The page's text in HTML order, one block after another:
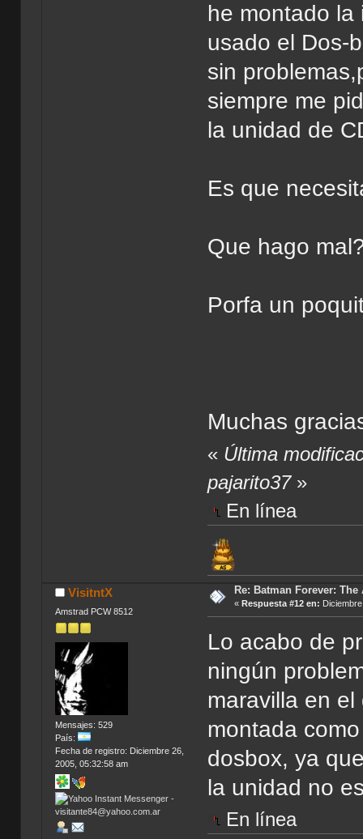
he montado
usado el Dos-
sin
siempre me
la unidad de
Es que
Que hago
Porfa un
Muchas
« Última
pajarito37»
En línea
VisitntX
Amstrad PCW 8512
Mensajes: 529
País:
Fecha de registro: Diciembre 26,
2005, 05:32:58 am
Re: Batman Forever: The
« Respuesta #12 en:
Lo acabo de
ningún
maravilla en
montada
dosbox, ya
la unidad no
En línea